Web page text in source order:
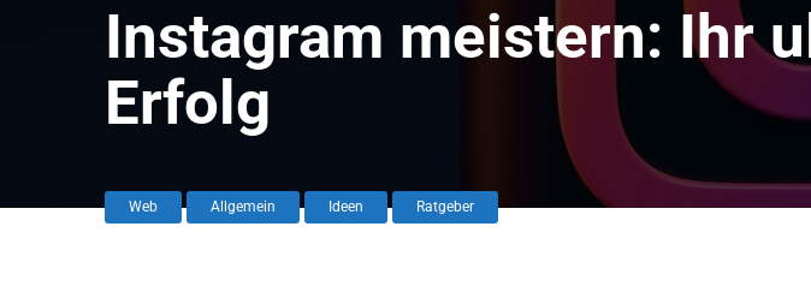
Instagram meistern: Ihr
Erfolg
Web Allgemein Ideen Ratgeber